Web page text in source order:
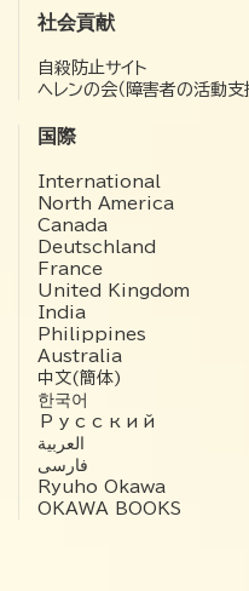
社会貢献
自殺防止サイト
ヘレンの会（障害者の活動支
国際
International
North America
Canada
Deutschland
France
United Kingdom
India
Philippines
Australia
中文(簡体)
한국어
Русский
العربية‏
فارسی
Ryuho Okawa
OKAWA BOOKS